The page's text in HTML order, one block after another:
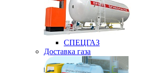
СПЕЦГАЗ
Доставка газа